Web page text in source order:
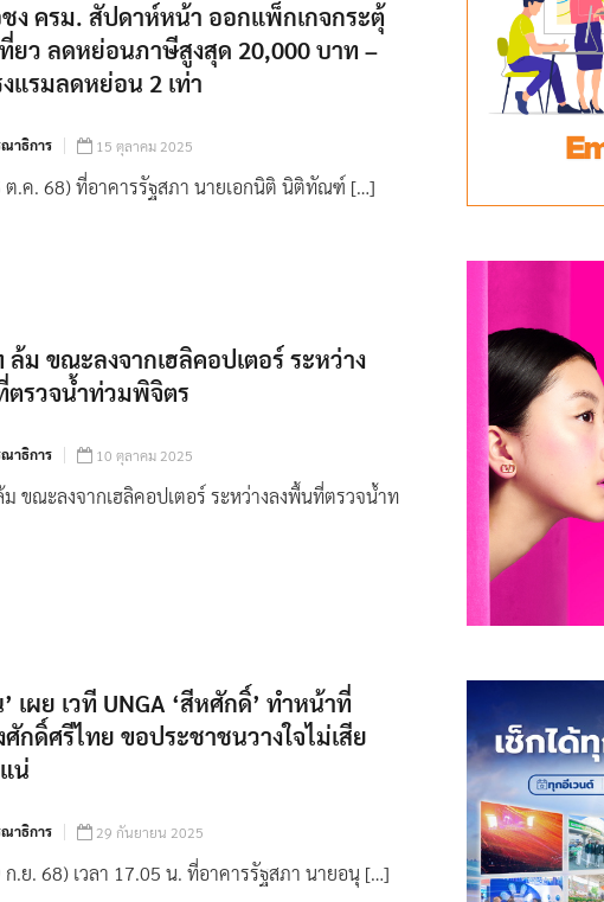
ง ครม. สัปดาห์หน้า ออกแพ็กเกจกระตุ้
ยว ลดหย่อนภาษีสูงสุด 20,000 บาท –
แรมลดหย่อน 2 เท่า
าธิการ 15 ตุลาคม 2025
ต.ค. 68) ที่อาคารรัฐสภา นายเอกนิติ นิติทัณฑ์ […]
ล้ม ขณะลงจากเฮลิคอปเตอร์ ระหว่าง
รวจน้ำท่วมพิจิตร
าธิการ 10 ตุลาคม 2025
ขณะลงจากเฮลิคอปเตอร์ ระหว่างลงพื้นที่ตรวจน้ำท
เผย เวที UNGA ‘สีหศักดิ์’ ทำหน้าที่
กดิ์ศรีไทย ขอประชาชนวางใจไม่เสีย
น่
าธิการ 29 กันยายน 2025
.ย. 68) เวลา 17.05 น. ที่อาคารรัฐสภา นายอนุ […]